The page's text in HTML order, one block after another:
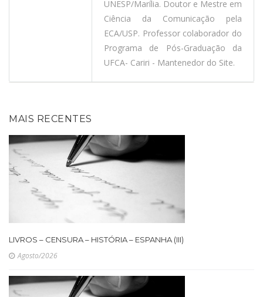
UNESP/Marília. Doutor e Mestre em
Ciência da Comunicação pela
ECA/USP. Professor colaborador do
Programa de Pós-Graduação da
UFCA- Cariri - Mantenedor do Site.
MAIS RECENTES
LIVROS – CENSURA – HISTÓRIA – ESPANHA (III)
Agosto/2026